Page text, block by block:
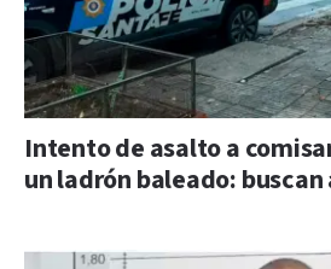
Intento de asalto a
un ladrón baleado: buscan